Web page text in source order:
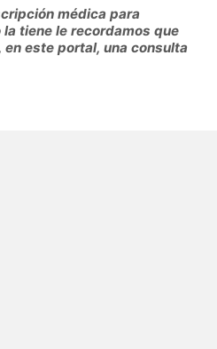
médica para
tiene le recordamos que
este portal, una consulta